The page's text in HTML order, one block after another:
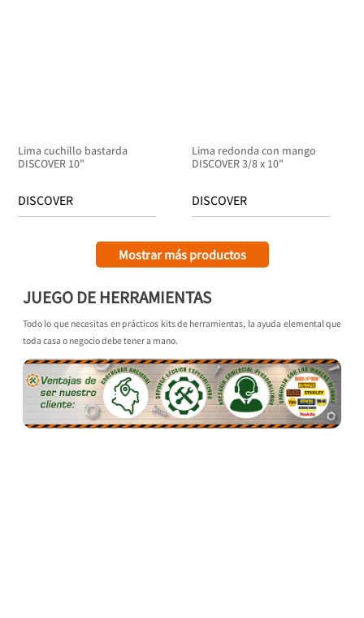
Lima cuchillo bastarda
DISCOVER 10"
DISCOVER
Lima redonda con mango
DISCOVER 3/8 x 10"
DISCOVER
JUEGO DE HERRAMIENTAS
Todo lo que necesitas en prácticos kits de herramientas, la ayuda elemental que
toda casa o negocio debe tener a mano.